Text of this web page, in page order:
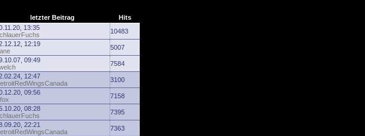
letzter Beitrag
Hits
13:35
10483
12:19
5007
09:49
7584
12:47
3100
09:56
7158
08:28
7395
22:21
7363